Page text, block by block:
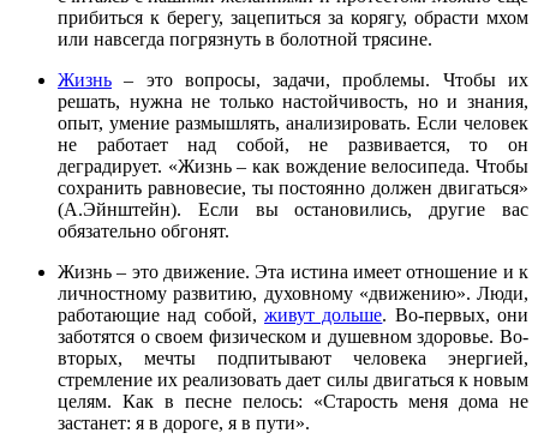
прибиться к берегу, зацепиться за корягу, обрасти мхом
или навсегда погрязнуть в болотной трясине.
Жизнь – это вопросы, задачи, проблемы. Чтобы их
решать, нужна не только настойчивость, но и знания,
опыт, умение размышлять, анализировать. Если человек
не работает над собой, не развивается, то он
деградирует. «Жизнь – как вождение велосипеда. Чтобы
сохранить равновесие, ты постоянно должен двигаться»
(А.Эйнштейн). Если вы остановились, другие вас
обязательно обгонят.
Жизнь – это движение. Эта истина имеет отношение и к
личностному развитию, духовному «движению». Люди,
работающие над собой, живут дольше. Во-первых, они
заботятся о своем физическом и душевном здоровье. Во-
вторых, мечты подпитывают человека энергией,
стремление их реализовать дает силы двигаться к новым
целям. Как в песне пелось: «Старость меня дома не
застанет: я в дороге, я в пути».